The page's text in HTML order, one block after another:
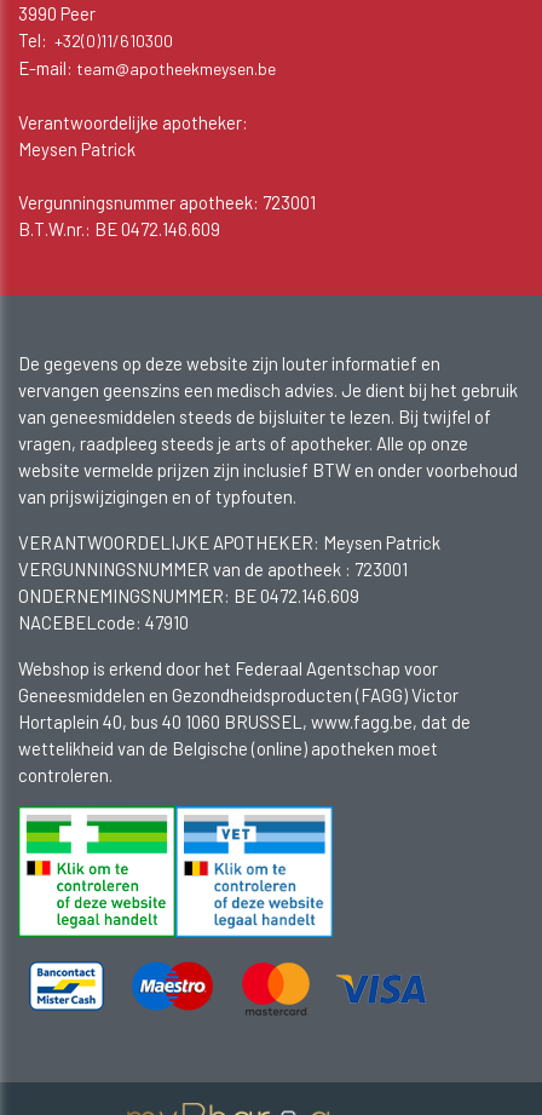
3990 Peer
Tel: +32(0)11/610300
E-mail: team@apotheekmeysen.be
Verantwoordelijke apotheker:
Meysen Patrick
Vergunningsnummer apotheek: 723001
B.T.W.nr.: BE 0472.146.609
De gegevens op deze website zijn louter informatief en
vervangen geenszins een medisch advies. Je dient bij het gebruik
van geneesmiddelen steeds de bijsluiter te lezen. Bij twijfel of
vragen, raadpleeg steeds je arts of apotheker. Alle op onze
website vermelde prijzen zijn inclusief BTW en onder voorbehoud
van prijswijzigingen en of typfouten.
VERANTWOORDELIJKE APOTHEKER: Meysen Patrick
VERGUNNINGSNUMMER van de apotheek : 723001
ONDERNEMINGSNUMMER: BE 0472.146.609
NACEBELcode: 47910
Webshop is erkend door het Federaal Agentschap voor
Geneesmiddelen en Gezondheidsproducten (FAGG) Victor
Hortaplein 40, bus 40 1060 BRUSSEL, www.fagg.be, dat de
wettelikheid van de Belgische (online) apotheken moet
controleren.